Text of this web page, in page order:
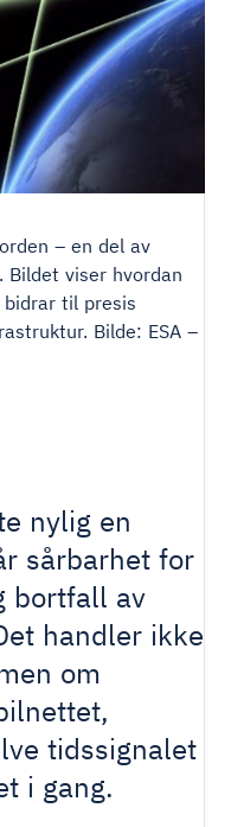
– en del av
Bildet viser hvordan
bidrar til presis
Bilde: ESA –
nylig en
sårbarhet for
bortfall av
handler ikke
om
tidssignalet
i gang.